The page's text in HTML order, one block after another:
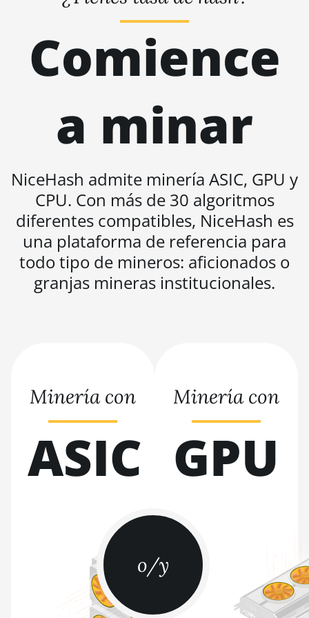
BITMAIN AntMiner S21
BITMAIN AntMiner S21 Hyd.
(335Th)
Immersion (301Th)
BITMAIN AntMiner S21 Pro
(270Th)
BITMAIN AntMiner S21 XP Hyd
(473Th)
BITMAIN AntMiner S21 XP
Immersion (300Th)
BITMAIN AntMiner S21 XP+
BITMAIN AntMiner S21e XP
Hyd (430Th)
BITMAIN AntMiner S21e XP
Hyd 3U (860Th)
BITMAIN AntMiner S9
BITMAIN AntMiner S9 SE
BITMAIN AntMiner S9i
BITMAIN AntMiner S9j
Comience
a minar
NiceHash admite minería ASIC, GPU y
CPU. Con más de 30 algoritmos
diferentes compatibles, NiceHash es
una plataforma de referencia para
todo tipo de mineros: aficionados o
granjas mineras institucionales.
o/y
Minería con
ASIC
Minería con
GPU